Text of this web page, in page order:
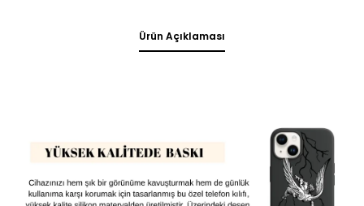
Ürün Açıklaması